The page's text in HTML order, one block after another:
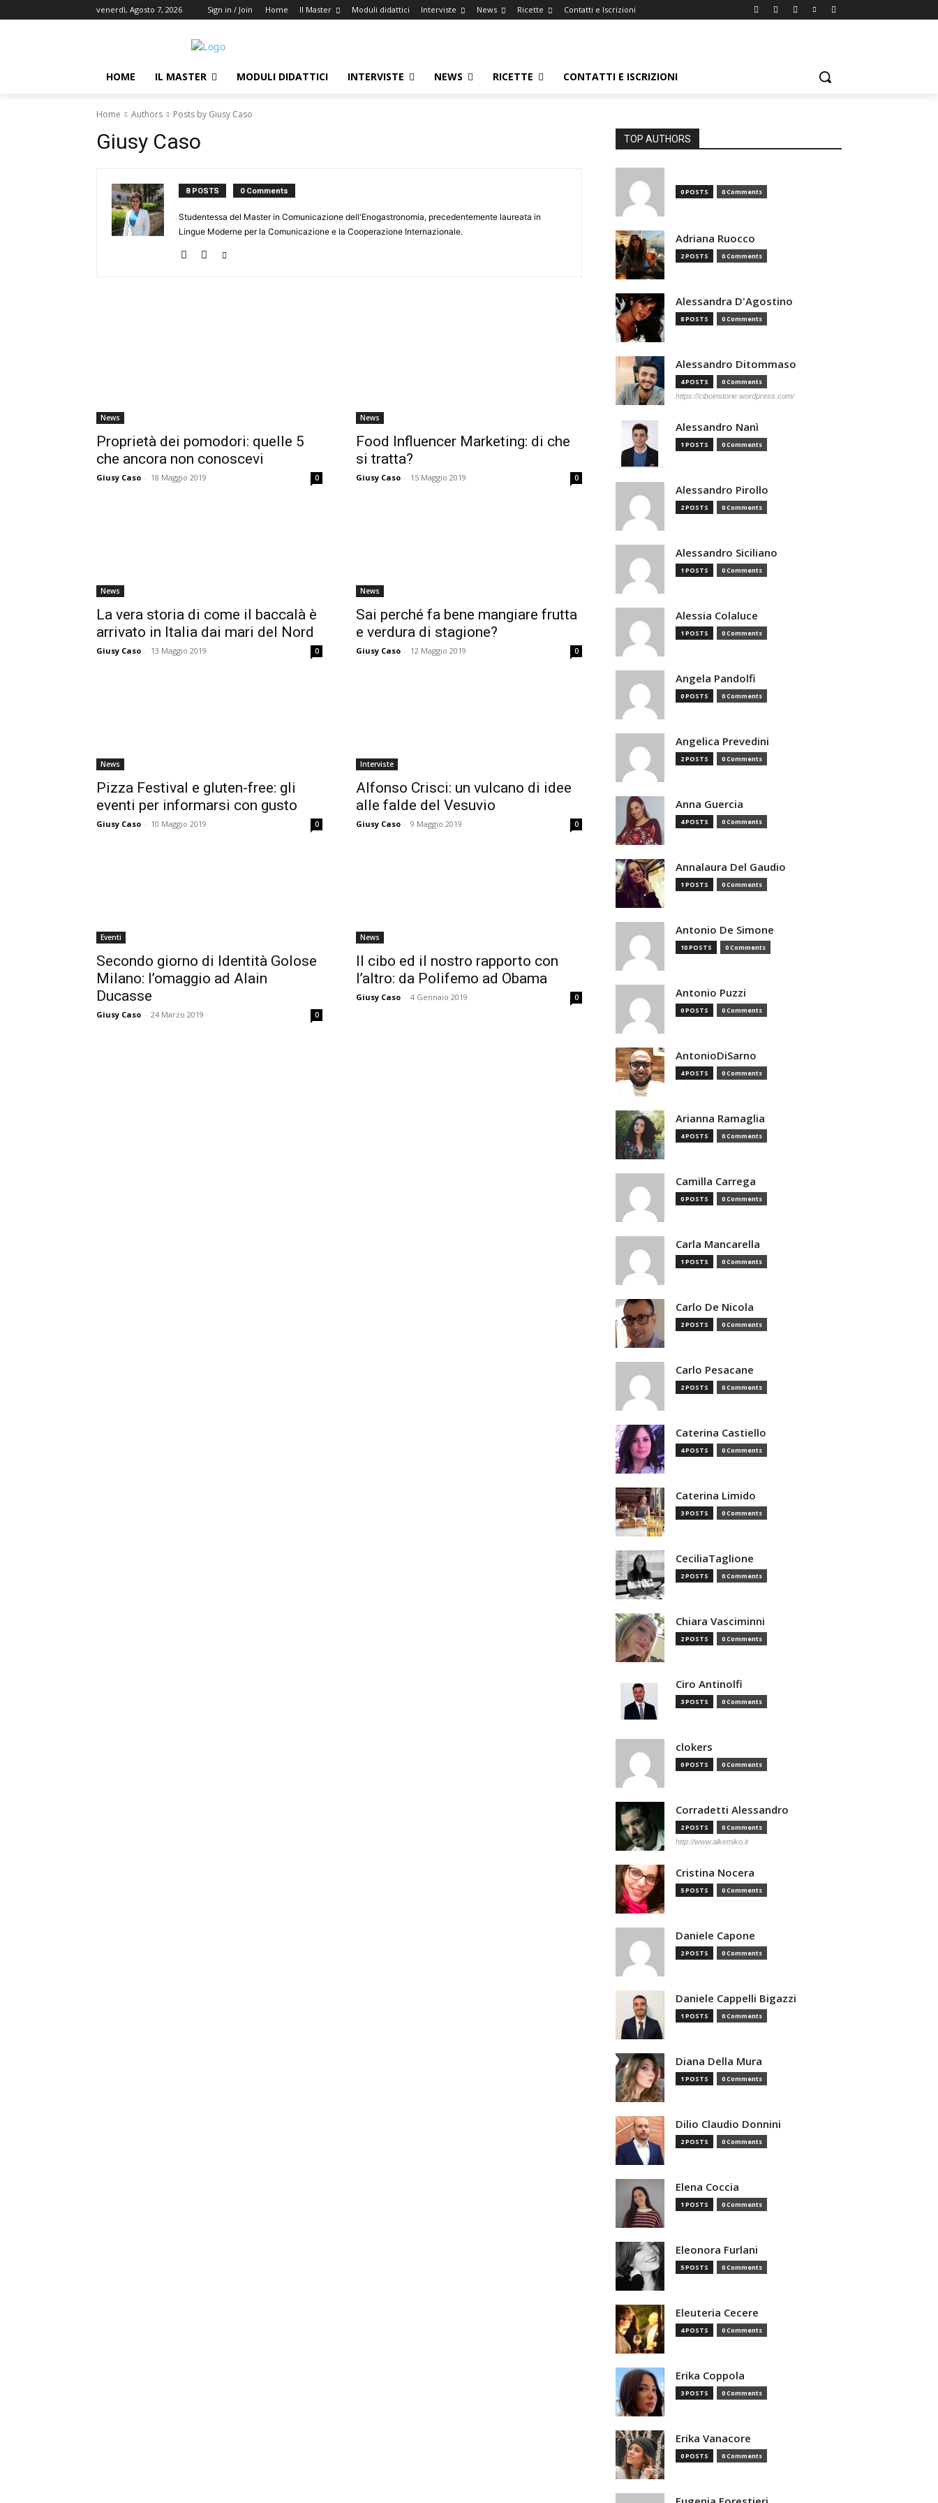
venerdì, Agosto 7, 2026 Sign in / Join Home Il Master Moduli didattici Interviste News Ricette Contatti e Iscrizioni
HOME IL MASTER MODULI DIDATTICI INTERVISTE NEWS RICETTE CONTATTI E ISCRIZIONI
Home Authors Posts by Giusy Caso
Giusy Caso
8 POSTS 0 Comments
Studentessa del Master in Comunicazione dell'Enogastronomia, precedentemente laureata in
Lingue Moderne per la Comunicazione e la Cooperazione Internazionale.
News
Proprietà dei pomodori: quelle 5
che ancora non conoscevi
Giusy Caso - 18 Maggio 2019 0
News
Food Influencer Marketing: di che
si tratta?
Giusy Caso - 15 Maggio 2019 0
News
La vera storia di come il baccalà è
arrivato in Italia dai mari del Nord
Giusy Caso - 13 Maggio 2019 0
News
Sai perché fa bene mangiare frutta
e verdura di stagione?
Giusy Caso - 12 Maggio 2019 0
News
Pizza Festival e gluten-free: gli
eventi per informarsi con gusto
Giusy Caso - 10 Maggio 2019 0
Interviste
Alfonso Crisci: un vulcano di idee
alle falde del Vesuvio
Giusy Caso - 9 Maggio 2019 0
Eventi
Secondo giorno di Identità Golose
Milano: l’omaggio ad Alain
Ducasse
Giusy Caso - 24 Marzo 2019 0
News
Il cibo ed il nostro rapporto con
l’altro: da Polifemo ad Obama
Giusy Caso - 4 Gennaio 2019 0
TOP AUTHORS
0 POSTS 0 Comments
Adriana Ruocco
2 POSTS 0 Comments
Alessandra D'Agostino
8 POSTS 0 Comments
Alessandro Ditommaso
4 POSTS 0 Comments
https://ciboinstorie.wordpress.com/
Alessandro Nanì
1 POSTS 0 Comments
Alessandro Pirollo
2 POSTS 0 Comments
Alessandro Siciliano
1 POSTS 0 Comments
Alessia Colaluce
1 POSTS 0 Comments
Angela Pandolfi
0 POSTS 0 Comments
Angelica Prevedini
2 POSTS 0 Comments
Anna Guercia
4 POSTS 0 Comments
Annalaura Del Gaudio
1 POSTS 0 Comments
Antonio De Simone
10 POSTS 0 Comments
Antonio Puzzi
0 POSTS 0 Comments
AntonioDiSarno
4 POSTS 0 Comments
Arianna Ramaglia
4 POSTS 0 Comments
Camilla Carrega
0 POSTS 0 Comments
Carla Mancarella
1 POSTS 0 Comments
Carlo De Nicola
2 POSTS 0 Comments
Carlo Pesacane
2 POSTS 0 Comments
Caterina Castiello
4 POSTS 0 Comments
Caterina Limido
3 POSTS 0 Comments
CeciliaTaglione
2 POSTS 0 Comments
Chiara Vasciminni
2 POSTS 0 Comments
Ciro Antinolfi
3 POSTS 0 Comments
clokers
0 POSTS 0 Comments
Corradetti Alessandro
2 POSTS 0 Comments
http://www.alkemiko.it
Cristina Nocera
5 POSTS 0 Comments
Daniele Capone
2 POSTS 0 Comments
Daniele Cappelli Bigazzi
1 POSTS 0 Comments
Diana Della Mura
1 POSTS 0 Comments
Dilio Claudio Donnini
2 POSTS 0 Comments
Elena Coccia
1 POSTS 0 Comments
Eleonora Furlani
5 POSTS 0 Comments
Eleuteria Cecere
4 POSTS 0 Comments
Erika Coppola
3 POSTS 0 Comments
Erika Vanacore
0 POSTS 0 Comments